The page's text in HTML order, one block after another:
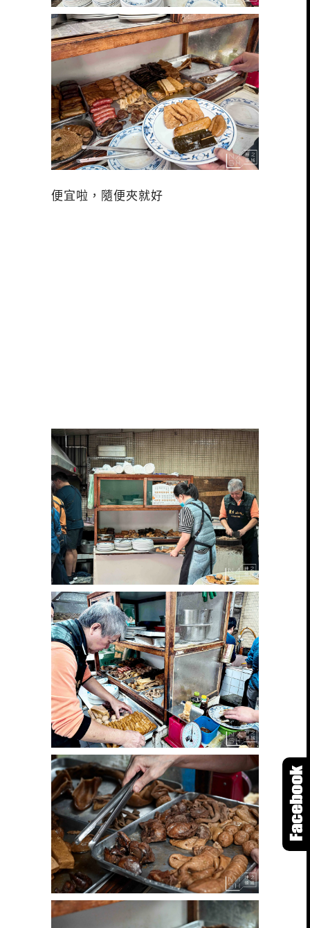
便宜啦，隨便夾就好